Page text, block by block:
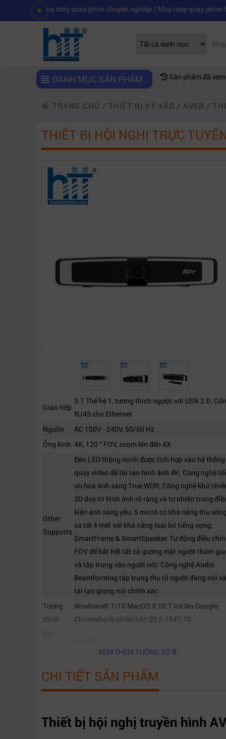
máy quay phim chuyên nghiệp|Mua máy quay phim hd giá rẻ nên
DANH MỤC SẢN PHẨM Sản phẩm đã xem
TRANG CHỦ / THIẾT BỊ KỸ XẢO / AVER /
THIẾT BỊ HỘI NGHỊ TRỰC
Giao tiếp
3.1 Thế hệ 1, tương thích ngược với USB 2.0;
RJ45 cho Ethernet
Nguồn
AC 100V - 240V, 50/60 Hz
Ống kính 4K, 120 ° FOV, zoom lên đến 4X
Other
Supports
Đèn LED thông minh được tích hợp vào hệ thống
quay video để tái tạo hình ảnh 4K; Công nghệ tối
ưu hóa ánh sáng True WDR; Công nghệ khử
3D duy trì hình ảnh rõ ràng và tự nhiên trong
kiện ánh sáng yếu; 5 micrô có khả năng thu sóng
xa tới 4 mét với khả năng loại bỏ tiếng vọng;
SmartFrame & SmartSpeaker: Tự động điều
FOV để bắt hết tất cả gương mặt người tham gia
và tập trung vào người nói; Công nghệ Audio
Beamforming tập trung thu rõ người đang nói và
tái tạo giọng nói chính xác
Tương
thích
Windows® 7/10 MacOS X 10.7 trở lên Google
Chromebook phiên bản 29.0.1547.70
thước
350 x 65 x 75 mm
Bảo
Hãng
AVER
XEM THÊM THÔNG SỐ
CHI TIẾT SẢN PHẨM
Thiết bị hội nghị truyền hình